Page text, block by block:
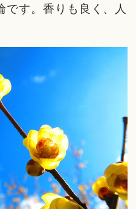
です。香りも良く、人